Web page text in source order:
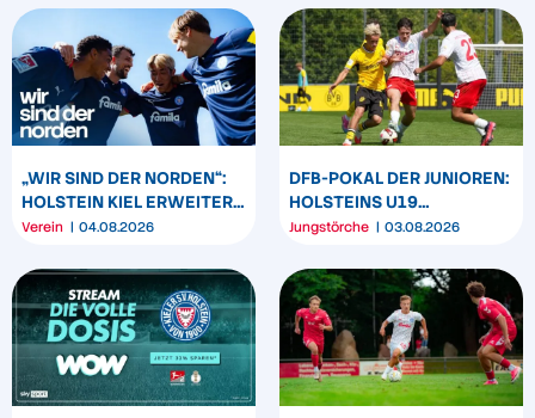
„WIR SIND DER NORDEN“:
HOLSTEIN KIEL ERWEITERT
SEIN MARKENBILD
Verein 04.08.2026
DFB-POKAL DER JUNIOREN:
HOLSTEINS U19
TRIUMPHIERT IN
Jungstörche 03.08.2026